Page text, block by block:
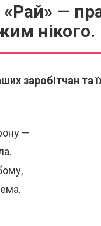
«Рай» —
нікого.
заробітчан та
—